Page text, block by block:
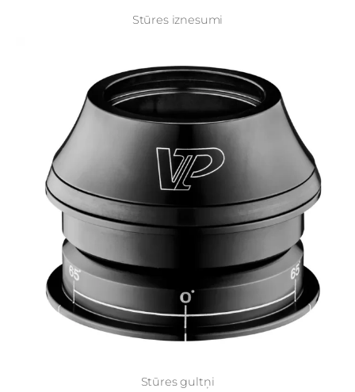
Stūres iznesumi
Stūres gultņi